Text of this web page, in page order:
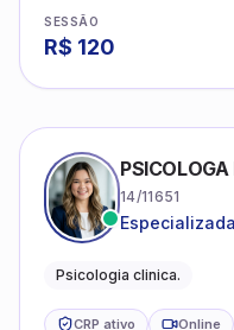
SESSÃO
R$ 120
14/11651
Psicologia clinica.
CRP ativo Online